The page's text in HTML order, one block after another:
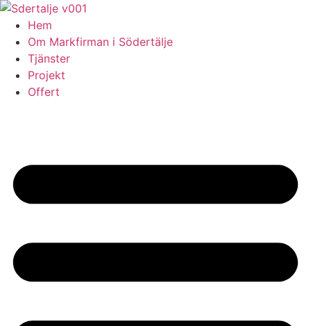
Skip
content
Hem
Om Markfirman i Södertälje
Tjänster
Projekt
Offert